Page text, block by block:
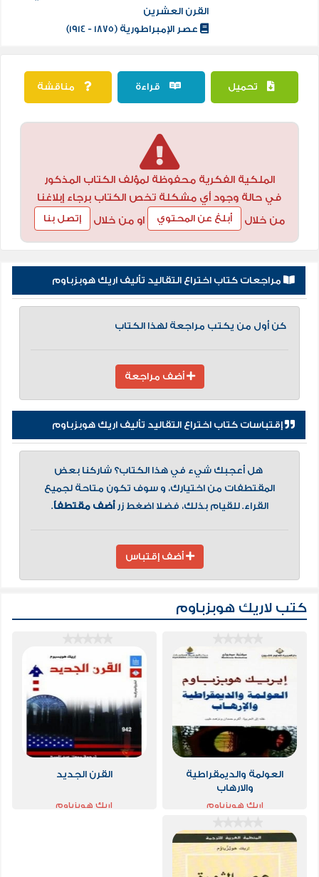
القرن العشرين
عصر الإمبراطورية (1875 - 1914)
تحميل قراءة مناقشة
الملكية الفكرية محفوظة لمؤلف الكتاب المذكور
في حالة وجود أي مشكلة تخص الكتاب برجاء إبلاغنا
من خلال
أبلغ عن المحتوي او من خلال إتصل بنا
مراجعات كتاب اختراع التقاليد تأليف اريك هوبزباوم
كن أول من يكتب مراجعة لهذا الكتاب
أضف مراجعة
إقتباسات كتاب اختراع التقاليد تأليف اريك هوبزباوم
هل أعجبك شيء في هذا الكتاب؟ شاركنا بعض
المقتطفات من اختيارك، و سوف تكون متاحة لجميع
القراء. للقيام بذلك، فضلا اضغط زرأضف مقتطفاً.
أضف إقتباس
كتب لاريك هوبزباوم
العولمة والديمقراطية
والارهاب
اريك هوبزباوم
القرن الجديد
اريك هوبزباوم